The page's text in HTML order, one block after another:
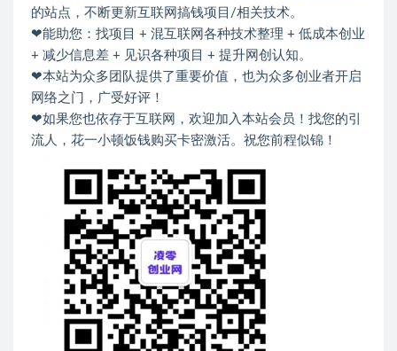
的站点，不断更新互联网搞钱项目/相关技术。
❤能助您：找项目 + 混互联网各种技术整理 + 低成本创业
+ 减少信息差 + 见识各种项目 + 提升网创认知。
❤本站为众多团队提供了重要价值，也为众多创业者开启
网络之门，广受好评！
❤如果您也依存于互联网，欢迎加入本站会员！找您的引
流人，花一小顿饭钱购买卡密激活。祝您前程似锦！